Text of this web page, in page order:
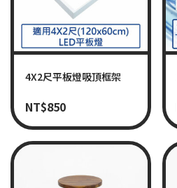
4X2尺平板燈吸頂框架
NT$850